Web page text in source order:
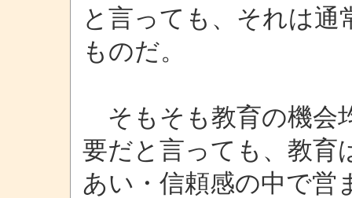
と言っても、それは
ものだ。
そもそも教育の機会
要だと言っても、教育
あい・信頼感の中で営